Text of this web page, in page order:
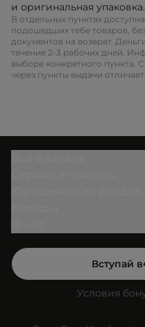
и оригинальная упаковка.
В отдельных пунктах
подошедших тебе товаров,
документов на возврат.
течение 2-3 рабочих дней.
выборе конкретного пункта.
через пункты выдачи
Вступай в
Условия